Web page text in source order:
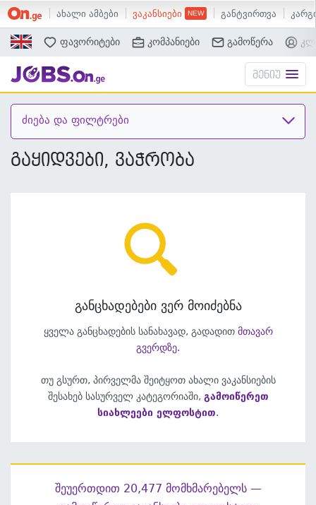
ახალი ამბები ვაკანსიები განტვირთვა
ძებნა
ფავორიტები კომპანიები გამოწერა
მენიუ
ძიება და ფილტრები
გაყიდვები, ვაჭრობა
განცხადებები ვერ მოიძებნა
ყველა განცხადების სანახავად, გადადით მთავარ
გვერდზე.
თუ გსურთ, პირველმა შეიტყოთ ახალი ვაკანსიების
შესახებ სასურველ კატეგორიაში, გამოიწერეთ
სიახლეები ელფოსტით.
შეუერთდით 20,477 მომხმარებელს —